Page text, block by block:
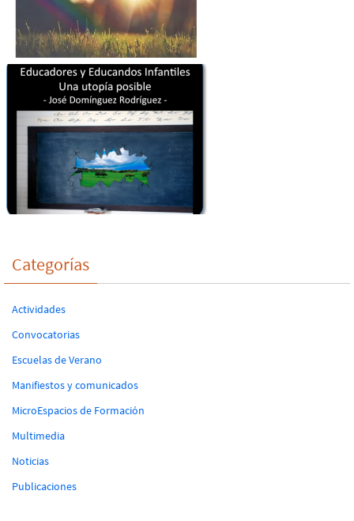
Categorías
Actividades
Convocatorias
Escuelas de Verano
Manifiestos y comunicados
MicroEspacios de Formación
Multimedia
Noticias
Publicaciones